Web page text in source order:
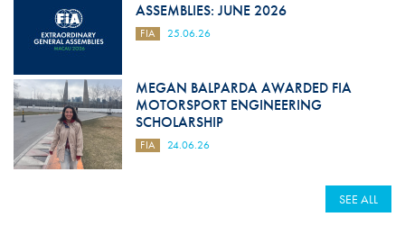
ASSEMBLIES: JUNE 2026
FIA 25.06.26
MEGAN BALPARDA AWARDED FIA
MOTORSPORT ENGINEERING
SCHOLARSHIP
FIA 24.06.26
SEE ALL